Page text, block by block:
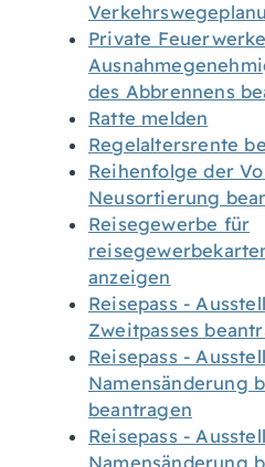
Private
des Abbrennens
Ratte melden
Regelaltersrente
Reihenfolge der
Neusortierung
Reisegewerbe für
anzeigen
Reisepass -
Zweitpasses
Reisepass -
Namensänderung
beantragen
Reisepass -